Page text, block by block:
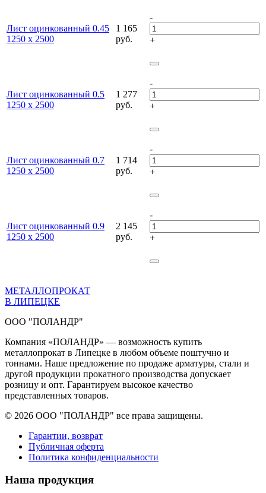
Лист оцинкованный 0.45
1250 х 2500
1 165
руб.
-
+
Лист оцинкованный 0.5
1250 х 2500
1 277
руб.
-
+
Лист оцинкованный 0.7
1250 х 2500
1 714
руб.
-
+
Лист оцинкованный 0.9
1250 х 2500
2 145
руб.
-
+
МЕТАЛЛОПРОКАТ
В ЛИПЕЦКЕ
ООО "ПОЛАНДР"
Компания «ПОЛАНДР» — возможность купить
металлопрокат в Липецке в любом объеме поштучно и
тоннами. Наше предложение по продаже арматуры, стали и
другой продукции прокатного производства допускает
розницу и опт. Гарантируем высокое качество
представленных товаров.
© 2026 ООО "ПОЛАНДР" все права защищены.
Гарантии, возврат
Публичная оферта
Политика конфиденциальности
Наша продукция